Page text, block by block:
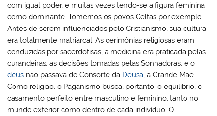
com igual poder, e muitas vezes tendo-se a figura feminina
como dominante. Tomemos os povos Celtas por exemplo.
Antes de serem influenciados pelo Cristianismo, sua cultura
era totalmente matriarcal. As cerimônias religiosas eram
conduzidas por sacerdotisas, a medicina era praticada pelas
curandeiras, as decisões tomadas pelas Sonhadoras, e o
deus não passava do Consorte da Deusa, a Grande Mãe.
Como religião, o Paganismo busca, portanto, o equilíbrio, o
casamento perfeito entre masculino e feminino, tanto no
mundo exterior como dentro de cada indivíduo. O